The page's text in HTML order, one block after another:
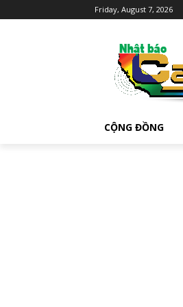
Friday, August 7, 2026
CỘNG ĐỒNG